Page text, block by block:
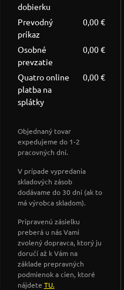
dobierku
Prevodný
príkaz
0,00 €
Osobné
prevzatie
0,00 €
Quatro online
platba na
splátky
0,00 €
Objednaný tovar
expedujeme do 1-2
pracovných dní.
V prípade vypredania
skladových zásob
dodávame do 30 dní (ak to
má výrobca skladom).
Pripravenú zásielku
preberá u nás Vami
zvolený dopravca, ktorý ju
doručí až k Vám na
základe prepravných
podmienok a cien, ktoré
nájdete TU.